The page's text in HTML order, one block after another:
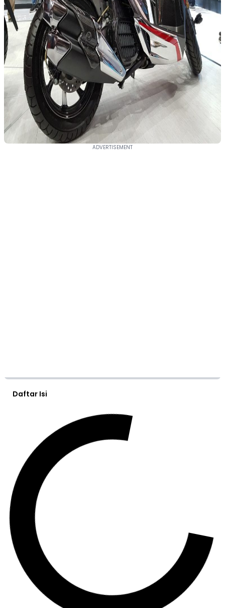
Daftar Isi